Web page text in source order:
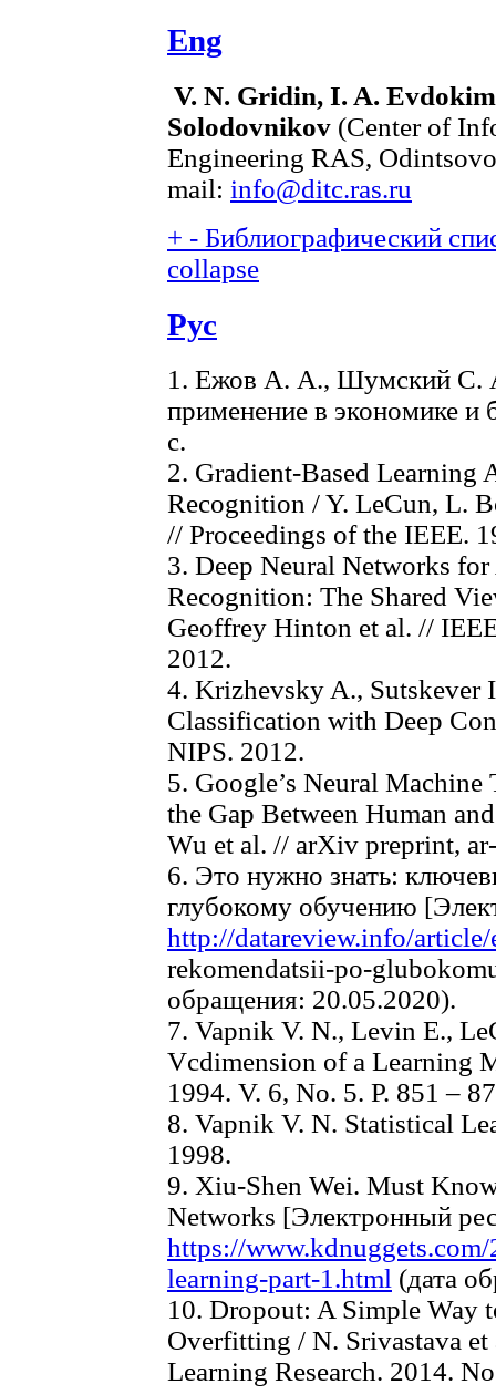
Eng
V. N. Gridin, I. A.
Solodovnikov (Center of
Engineering RAS,
mail: info@ditc.ras.ru
+ - Библиографический
collapse
Рус
1. Ежов А. А., Шумский С.
применение в экономике
с.
2. Gradient-Based Learning
Recognition / Y. LeCun, L.
// Proceedings of the IEEE.
3. Deep Neural Networks
Recognition: The Shared
Geoffrey Hinton et al. //
2012.
4. Krizhevsky A., Sutskever
Classification with Deep
NIPS. 2012.
5. Google’s Neural
the Gap Between Human
Wu et al. // arXiv preprint,
6. Это нужно знать:
глубокому обучению
http://datareview.info/
rekomendatsii-po-
обращения: 20.05.2020).
7. Vapnik V. N., Levin E.,
Vcdimension of a Learning
1994. V. 6, No. 5. P. 851 –
8. Vapnik V. N. Statistical
1998.
9. Xiu-Shen Wei. Must
Networks [Электронный
https://
learning-part-1.html (дата
10. Dropout: A Simple Way
Overfitting / N. Srivastava
Learning Research. 2014.